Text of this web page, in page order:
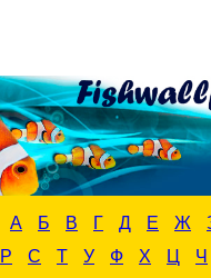
А Б В Г Д Е Ж
Р С Т У Ф Х Ц Ч